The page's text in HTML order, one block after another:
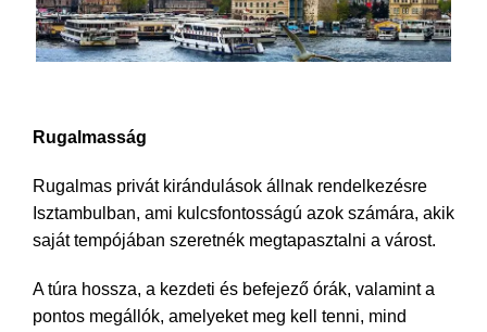
Rugalmasság
Rugalmas privát kirándulások állnak rendelkezésre
Isztambulban, ami kulcsfontosságú azok számára, akik
saját tempójában szeretnék megtapasztalni a várost.
A túra hossza, a kezdeti és befejező órák, valamint a
pontos megállók, amelyeket meg kell tenni, mind